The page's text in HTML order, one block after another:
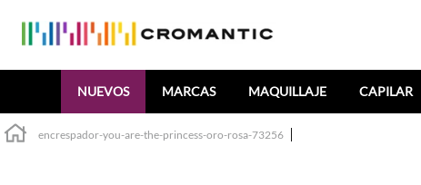
NUEVOS MARCAS MAQUILLAJE CAPILAR
encrespador-you-are-the-princess-oro-rosa-73256